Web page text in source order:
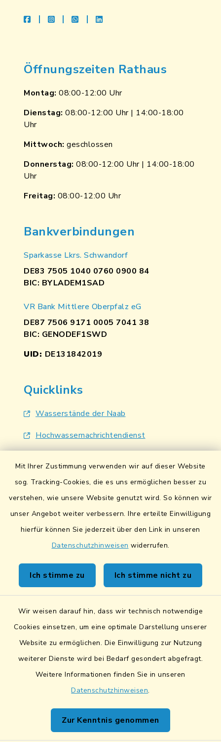
Mit Ihrer Zustimmung verwenden wir auf dieser Website
sog. Tracking-Cookies, die es uns ermöglichen besser zu
verstehen, wie unsere Website genutzt wird. So können wir
unser Angebot weiter verbessern. Ihre erteilte Einwilligung
hierfür können Sie jederzeit über den Link in unseren
Datenschutzhinweisen widerrufen.
Ich stimme zu Ich stimme nicht zu
Wir weisen darauf hin, dass wir technisch notwendige
Cookies einsetzen, um eine optimale Darstellung unserer
Website zu ermöglichen. Die Einwilligung zur Nutzung
weiterer Dienste wird bei Bedarf gesondert abgefragt.
Weitere Informationen finden Sie in unseren
Datenschutzhinweisen.
Zur Kenntnis genommen
facebookinstagramwhatsapplinkedin
Öffnungszeiten Rathaus
Montag: 08:00-12:00 Uhr
Dienstag: 08:00-12:00 Uhr | 14:00-18:00
Uhr
Mittwoch: geschlossen
Donnerstag: 08:00-12:00 Uhr | 14:00-18:00
Uhr
Freitag: 08:00-12:00 Uhr
Bankverbindungen
Sparkasse Lkrs. Schwandorf
DE83 7505 1040 0760 0900 84
BIC: BYLADEM1SAD
VR Bank Mittlere Oberpfalz eG
DE87 7506 9171 0005 7041 38
BIC: GENODEF1SWD
UID: DE131842019
Quicklinks
Wasserstände der Naab
Hochwassernachrichtendienst
Lokales Bündnis für Familien
Fairtrade-Towns
Kontakt
Sicheres Kontaktformular
Sicherer Datentransfer
Datenschutz
Netiquette